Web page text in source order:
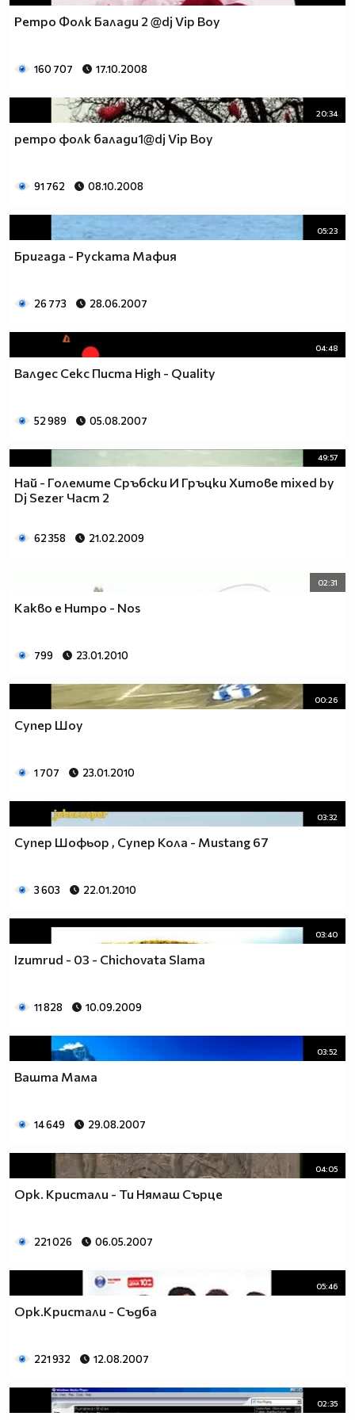
Ретро Фолк Балади 2 @dj Vip Boy
160 707 17.10.2008
20:34
ретро фолк балади1@dj Vip Boy
91 762 08.10.2008
05:23
Бригада - Руската Мафия
26 773 28.06.2007
04:48
Валдес Секс Писта High - Quality
52 989 05.08.2007
49:57
Най - Големите Сръбски И Гръцки Хитове mixed by
Dj Sezer Част 2
62 358 21.02.2009
02:31
Какво е Нитро - Nos
799 23.01.2010
00:26
Супер Шоу
1 707 23.01.2010
03:32
Супер Шофьор , Супер Кола - Mustang 67
3 603 22.01.2010
03:40
Izumrud - 03 - Chichovata Slama
11 828 10.09.2009
03:52
Вашта Мама
14 649 29.08.2007
04:05
Орк. Кристали - Ти Нямаш Сърце
221 026 06.05.2007
05:46
Орк.Кристали - Съдба
221 932 12.08.2007
02:35